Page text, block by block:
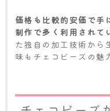
価格も比較的安価で手
制作で多く利用されて
た独自の加工技術から
味もチェコビーズの魅